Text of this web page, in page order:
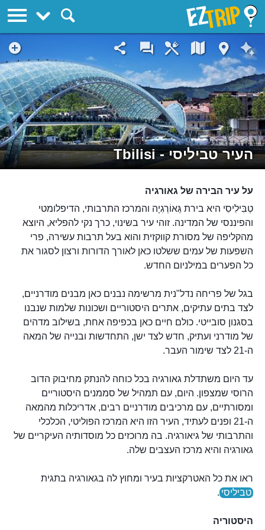
העיר טביליסי - Tbilisi
על עיר הבירה של גאורגיה
טְבִּילִיסִי היא בירת גֵּאוֹרְגִיָה והמרכז התרבותי, הדיפלומטי
והפיננסי של המדינה. זוהי עיר בשינוי, כרך נקי להפליא, היוצא
מהקליפה של מסורת קווקזית והוא בעל תרבות עשירה, פרי
השפעות של עמים ששלטו כאן לאורך הדורות ורצון לסגור את
כל הפערים במילניום החדש.
בגל של פריחה נדל"נית מרשימה נבנים כאן מבנים מודרניים,
לצד בתים עתיקים, אתרים היסטוריים ושכונות שלמות שנבנו
בסגנון סובייטי. כולם חיים כאן בכפיפה אחת, בשילוב מדהים
של מודרני ועתיק, חדש לצד ישן, התחדשות ובנייה של המאה
ה-21 לצד שימור העבר.
עד היום משתדלת גאורגיה בכל כוחה להנתק מחיבוק הדוב
הרוסי שמצפון. היום, עם תמהיל של סממנים היסטוריים
ומסורתיים, עם מרכיבים מודרניים רבים, אדריכלות מהמאה
ה-21 ופנים לעתיד, העיר הזו היא המרכז הפוליטי, הכלכלי
והתרבותי של גיאורגיה. בה מרוכזים כל מוסדותיה העיקריים של
גאורגיה והיא מרכז העצבים שלה.
ראו את כל האטרקציות בעיר ומחוץ לה בגאורגיה בתגית
טביליסי .
היסטוריה
EZTrip